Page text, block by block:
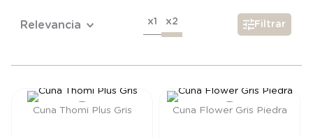
Relevancia x1 x2 Filtrar
Cuna Thomi Plus Gris Cuna Flower Gris Piedra
6
manta
8.
saco dormir
9.
saco
10. zapatillas niño